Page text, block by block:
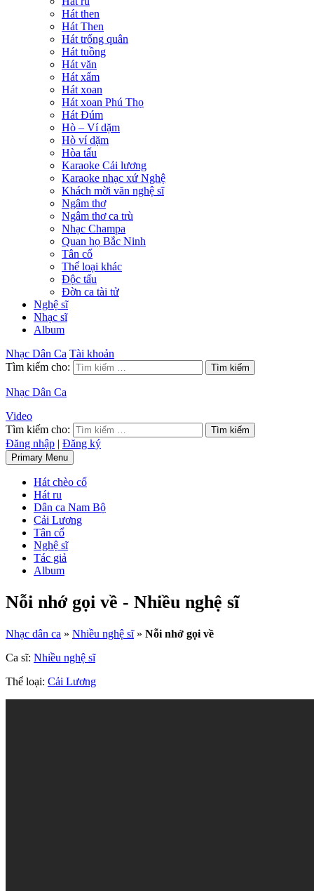
Hát then
Hát Then
Hát trống quân
Hát tuồng
Hát văn
Hát xẩm
Hát xoan
Hát xoan Phú Thọ
Hát Đúm
Hò – Ví dặm
Hò ví dặm
Hòa tấu
Karaoke Cải lương
Karaoke nhạc xứ Nghệ
Khách mời văn nghệ sĩ
Ngâm thơ
Ngâm thơ ca trù
Nhạc Champa
Quan họ Bắc Ninh
Tân cổ
Thể loại khác
Độc tấu
Đờn ca tài tử
Nghệ sĩ
Nhạc sĩ
Album
Nhạc Dân Ca Tài khoản
Tìm kiếm cho:
Nhạc Dân Ca
Video
Tìm kiếm cho:
Đăng nhập | Đăng ký
Primary Menu
Hát chèo cổ
Hát ru
Dân ca Nam Bộ
Cải Lương
Tân cổ
Nghệ sĩ
Tác giả
Album
Nỗi nhớ gọi về - Nhiều nghệ sĩ
Nhạc dân ca » Nhiều nghệ sĩ» Nỗi nhớ gọi về
Ca sĩ: Nhiều nghệ sĩ
Thể loại: Cải Lương